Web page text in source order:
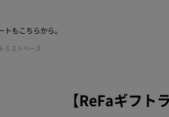
もこちらから。
ミストベース
【ReFaギフト